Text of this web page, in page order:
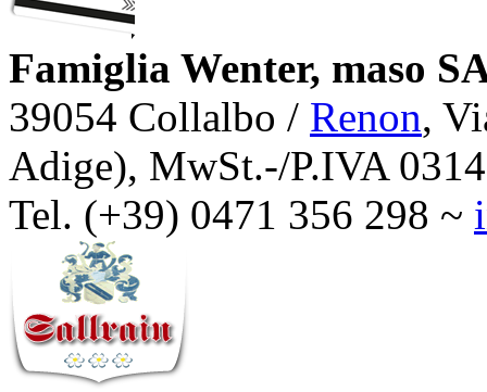
Famiglia Wenter, maso
39054 Collalbo / Renon,
Adige), MwSt.-/P.IVA
Tel. (+39) 0471 356 298 ~